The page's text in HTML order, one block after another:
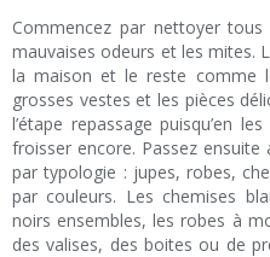
Commencez par nettoyer tous
mauvaises odeurs et les mites.
la maison et le reste comme
grosses vestes et les pièces
l’étape repassage puisqu’en
froisser encore. Passez
par typologie : jupes, robes,
par couleurs. Les chemises
noirs ensembles, les robes à
des valises, des boites ou de